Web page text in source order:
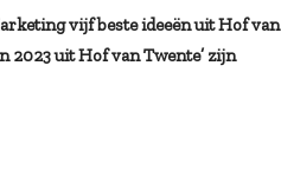
vijf beste ideeën uit Hof van
2023 uit Hof van Twente’ zijn